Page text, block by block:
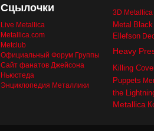
Сцылочки
Live Metallica
Metallica.com
Metclub
Официальный Форум Группы
Сайт фанатов Джейсона
Ньюстеда
Энциклопедия Металлики
3D
Metal
Ellefson
Heavy
Killing
Puppets
the
Metallica